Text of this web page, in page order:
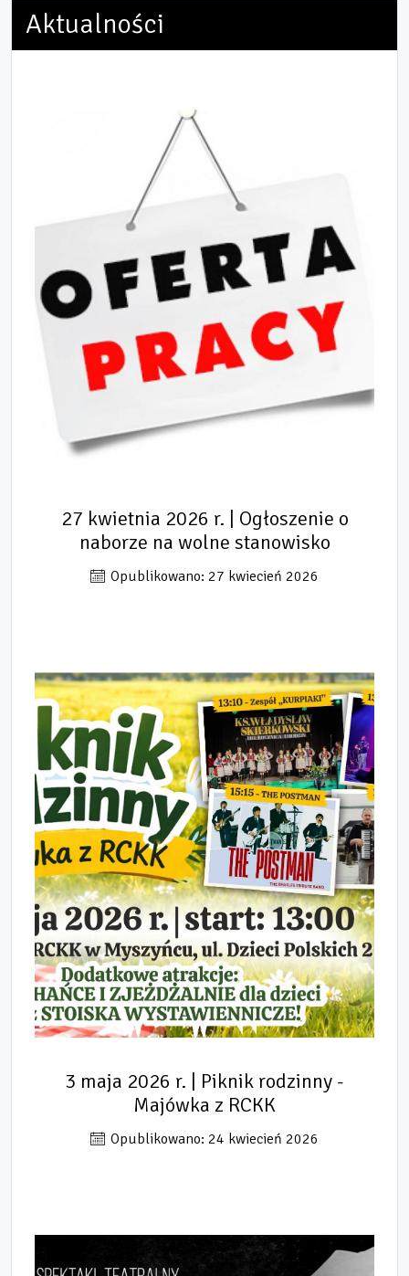
Aktualności
27 kwietnia 2026 r. | Ogłoszenie o
naborze na wolne stanowisko
Opublikowano: 27 kwiecień 2026
3 maja 2026 r. | Piknik rodzinny -
Majówka z RCKK
Opublikowano: 24 kwiecień 2026